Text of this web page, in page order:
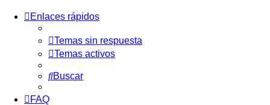
Enlaces rápidos
Temas sin respuesta
Temas activos
Buscar
FAQ